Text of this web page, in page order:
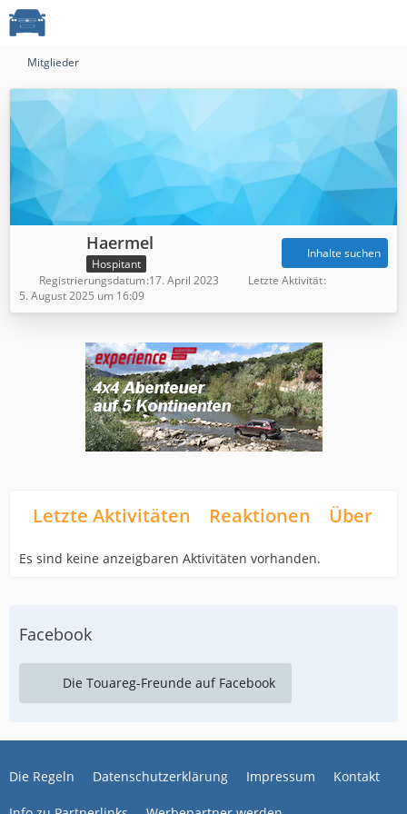
Mitglieder
Haermel
Hospitant
Inhalte suchen
Registrierungsdatum 17. April 2023
Letzte Aktivität
5. August 2025 um 16:09
Letzte Aktivitäten Reaktionen Über
Es sind keine anzeigbaren Aktivitäten vorhanden.
Facebook
Die Touareg-Freunde auf Facebook
Die Regeln Datenschutzerklärung Impressum Kontakt